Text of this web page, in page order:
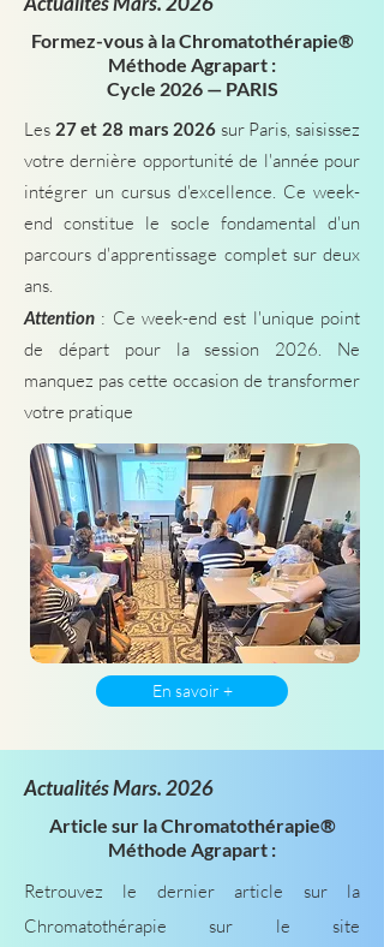
Formez-vous à la Chromatothérapie®
Méthode Agrapart :
Cycle 2026 — PARIS
Les 27 et 28 mars 2026 sur Paris, saisissez
votre dernière opportunité de l'année pour
intégrer un cursus d'excellence. Ce week-
end constitue le socle fondamental d'un
parcours d'apprentissage complet sur deux
ans.
Attention : Ce week-end est l'unique point
de départ pour la session 2026. Ne
manquez pas cette occasion de transformer
votre pratique
En savoir +
Actualités Mars. 2026
Article sur la Chromatothérapie®
Méthode Agrapart :
Retrouvez le dernier article sur la
Chromatothérapie sur le site